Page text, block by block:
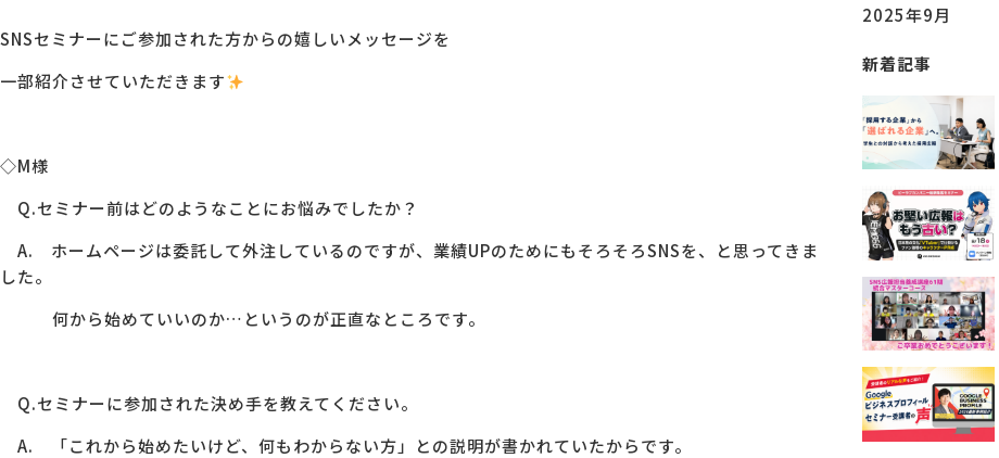
SNSセミナーにご参加された方からの嬉しいメッセージを
一部紹介させていただきます
◇M様
Q.セミナー前はどのようなことにお悩みでしたか？
A. ホームページは委託して外注しているのですが、業績UPのためにもそろそろSNSを、と思ってきま
した。
何から始めていいのか…というのが正直なところです。
Q.セミナーに参加された決め手を教えてください。
A. 「これから始めたいけど、何もわからない方」との説明が書かれていたからです。
2025年9月
新着記事